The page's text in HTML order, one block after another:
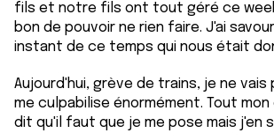
fils et notre fils ont tout géré ce
bon de pouvoir ne rien faire. J'ai
instant de ce temps qui nous était
Aujourd'hui, grève de trains, je ne vais
me culpabilise énormément. Tout
dit qu'il faut que je me pose mais j'en